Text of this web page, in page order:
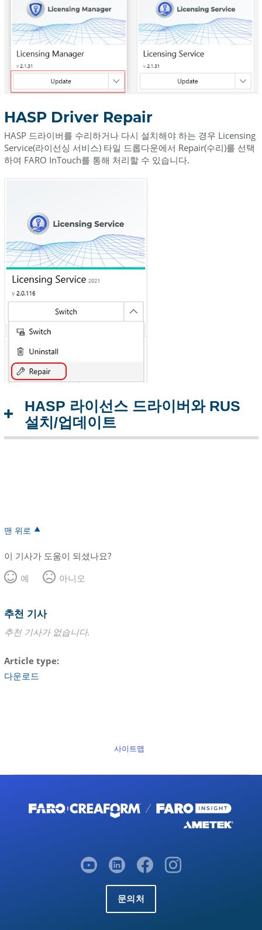
인
이
HASP
드
이
제
거
이
설
치
이
RUS
제
거
새
RUS
설
HASP Driver Repair
HASP 드라이버를 수리하거나 다시 설치해야 하는 경우 Licensing
Service(라이선싱 서비스) 타일 드롭다운에서 Repair(수리)를 선택
하여 FARO InTouch를 통해 처리할 수 있습니다.
HASP 라이선스 드라이버와 RUS
설치/업데이트
맨 위로
이 기사가 도움이 되셨나요?
예
아니오
추천 기사
추천 기사가 없습니다.
Article type
다운로드
사이트맵
문의처